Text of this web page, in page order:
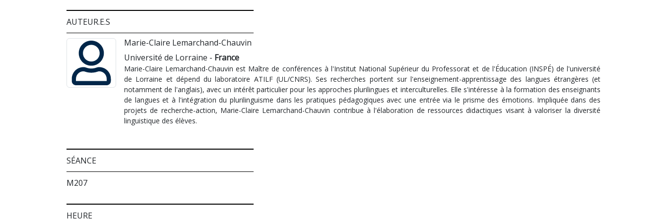
AUTEUR.E.S
Marie-Claire Lemarchand-Chauvin
Université de Lorraine - France
Marie-Claire Lemarchand-Chauvin est Maître de conférences à l'Institut National Supérieur du Professorat et de l'Éducation (INSPÉ) de l'université
de Lorraine et dépend du laboratoire ATILF (UL/CNRS). Ses recherches portent sur l'enseignement-apprentissage des langues étrangères (et
notamment de l'anglais), avec un intérêt particulier pour les approches plurilingues et interculturelles. Elle s'intéresse à la formation des enseignants
de langues et à l'intégration du plurilinguisme dans les pratiques pédagogiques avec une entrée via le prisme des émotions. Impliquée dans des
projets de recherche-action, Marie-Claire Lemarchand-Chauvin contribue à l'élaboration de ressources didactiques visant à valoriser la diversité
linguistique des élèves.
SÉANCE
M207
HEURE